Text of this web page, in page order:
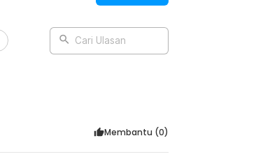
Cari Ulasan
Membantu (0)